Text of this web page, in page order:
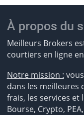
À propos du
Meilleurs Brokers
courtiers en ligne
Notre mission :
dans les meilleures
frais, les services
Bourse, Crypto, PEA,